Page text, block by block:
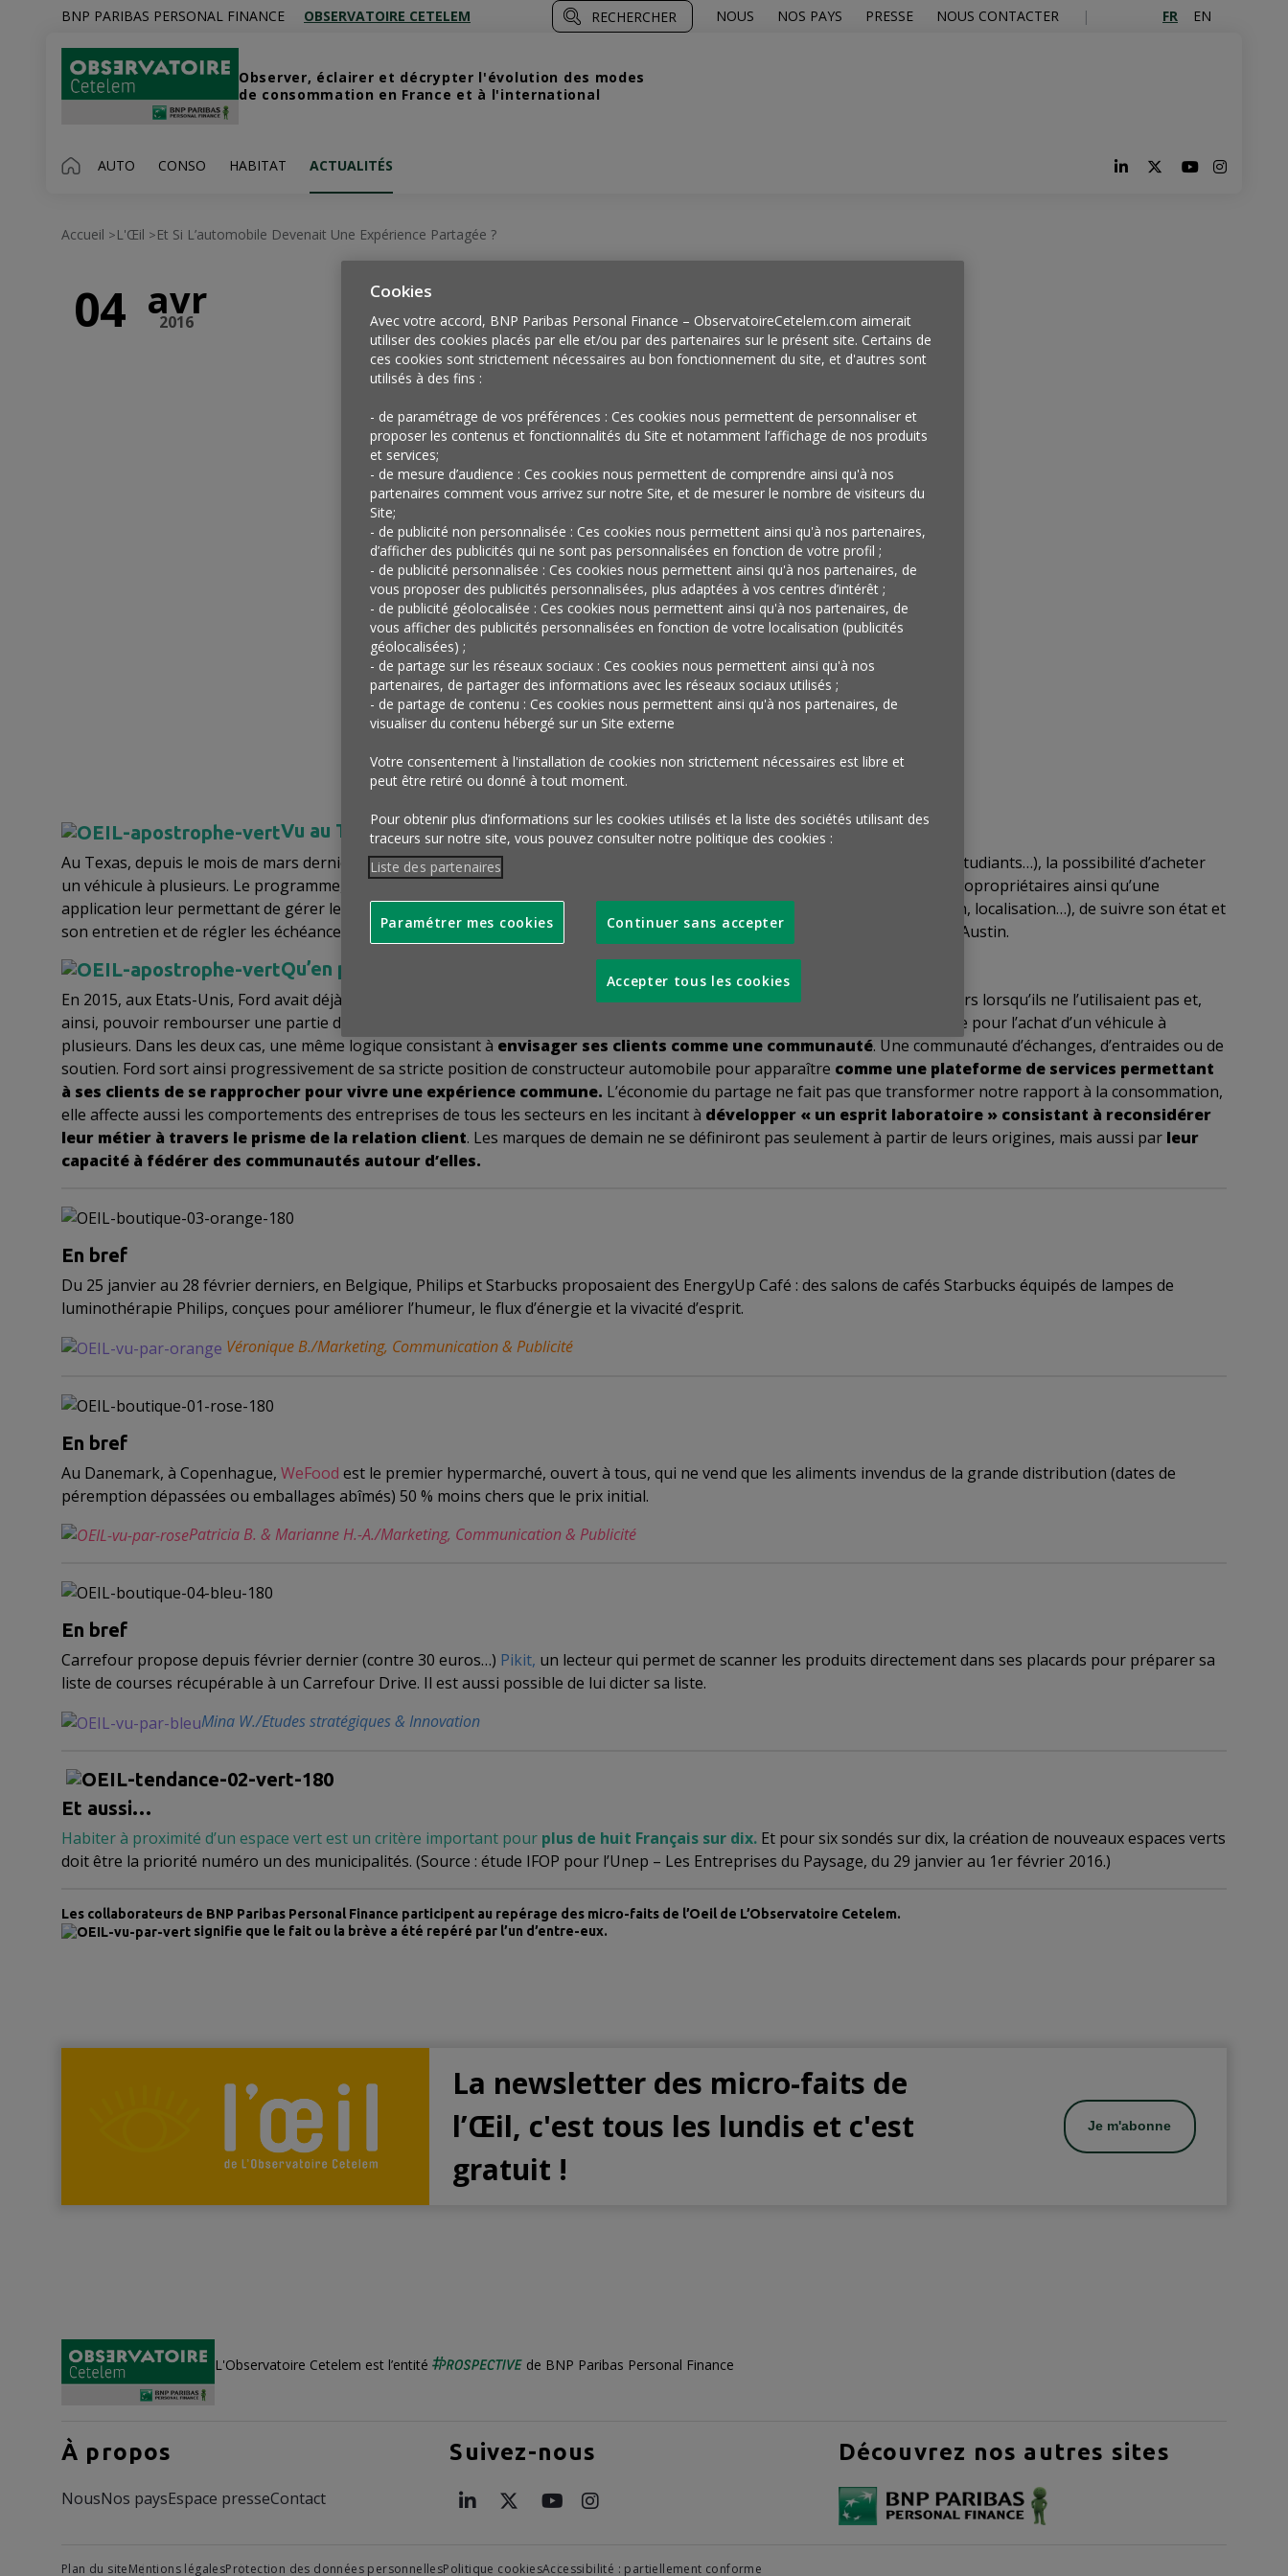
BNP PARIBAS PERSONAL FINANCE OBSERVATOIRE CETELEM RECHERCHER NOUS NOS PAYS PRESSE NOUS CONTACTER FR EN
Observer, éclairer et décrypter l'évolution des modes
de consommation en France et à l'international
AUTO CONSO HABITAT ACTUALITÉS
Accueil >L'Œil >Et Si L’automobile Devenait Une Expérience Partagée ?
Et si
l’automobile
devenait une
expérience
partagée ?
04 avr
2016
Vu au Texas
Au Texas, depuis le mois de mars dernier, Ford offre, à tous groupes constitués de 3 à 6 personnes (voisins, amis, collègues, étudiants…), la possibilité d’acheter
un véhicule à plusieurs. Le programme, baptiséFord Credit Link
, comprend un leasing de 24 mois réparti entre les différents copropriétaires ainsi qu’une
application leur permettant de gérer leur utilisation de la voiture communautaire (consultation de sa disponibilité, réservation, localisation…), de suivre son état et
son entretien et de régler les échéances du crédit. Cette offre est, pour le moment, en test chez trois concessionnaires Ford d’Austin.
Qu’en penser ?
En 2015, aux Etats-Unis, Ford avait déjà incité 25 000 de ses clients ayant acheté leur véhicule à crédit à le louer à des particuliers lorsqu’ils ne l’utilisaient pas et,
ainsi, pouvoir rembourser une partie de leur crédit. Cette année, la marque va encore plus loin avec une proposition packagée pour l’achat d’un véhicule à
plusieurs. Dans les deux cas, une même logique consistant à envisager ses clients comme une communauté. Une communauté d’échanges, d’entraides ou de
soutien. Ford sort ainsi progressivement de sa stricte position de constructeur automobile pour apparaître comme une plateforme de services permettant
à ses clients de se rapprocher pour vivre une expérience commune. L’économie du partage ne fait pas que transformer notre rapport à la consommation,
elle affecte aussi les comportements des entreprises de tous les secteurs en les incitant à développer « un esprit laboratoire » consistant à reconsidérer
leur métier à travers le prisme de la relation client. Les marques de demain ne se définiront pas seulement à partir de leurs origines, mais aussi par leur
capacité à fédérer des communautés autour d’elles.
En bref
Du 25 janvier au 28 février derniers, en Belgique, Philips et Starbucks proposaient des EnergyUp Café : des salons de cafés Starbucks équipés de lampes de
luminothérapie Philips, conçues pour améliorer l’humeur, le flux d’énergie et la vivacité d’esprit.
Véronique B./Marketing, Communication & Publicité
En bref
Au Danemark, à Copenhague, WeFood est le premier hypermarché, ouvert à tous, qui ne vend que les aliments invendus de la grande distribution (dates de
péremption dépassées ou emballages abîmés) 50 % moins chers que le prix initial.
Patricia B. & Marianne H.-A./Marketing, Communication & Publicité
En bref
Carrefour propose depuis février dernier (contre 30 euros…) Pikit, un lecteur qui permet de scanner les produits directement dans ses placards pour préparer sa
liste de courses récupérable à un Carrefour Drive. Il est aussi possible de lui dicter sa liste.
Mina W./Etudes stratégiques & Innovation
Et aussi…
Habiter à proximité d’un espace vert est un critère important pour plus de huit Français sur dix. Et pour six sondés sur dix, la création de nouveaux espaces verts
doit être la priorité numéro un des municipalités. (Source : étude IFOP pour l’Unep – Les Entreprises du Paysage, du 29 janvier au 1er février 2016.)
Les collaborateurs de BNP Paribas Personal Finance participent au repérage des micro-faits de l’Oeil de L’Observatoire Cetelem.
signifie que le fait ou la brève a été repéré par l’un d’entre-eux.
La newsletter des micro-faits de
l’Œil, c'est tous les lundis et c'est
gratuit !
Je m'abonne
L'Observatoire Cetelem est l’entité de BNP Paribas Personal Finance
À propos
NousNos paysEspace presseContact
Suivez-nous Découvrez nos autres sites
Plan du siteMentions légalesProtection des données personnellesPolitique cookiesAccessibilité : partiellement conforme
Cookies
Avec votre accord, BNP Paribas Personal Finance – ObservatoireCetelem.com aimerait
utiliser des cookies placés par elle et/ou par des partenaires sur le présent site. Certains de
ces cookies sont strictement nécessaires au bon fonctionnement du site, et d'autres sont
utilisés à des fins :
- de paramétrage de vos préférences : Ces cookies nous permettent de personnaliser et
proposer les contenus et fonctionnalités du Site et notamment l’affichage de nos produits
et services;
- de mesure d’audience : Ces cookies nous permettent de comprendre ainsi qu'à nos
partenaires comment vous arrivez sur notre Site, et de mesurer le nombre de visiteurs du
Site;
- de publicité non personnalisée : Ces cookies nous permettent ainsi qu'à nos partenaires,
d’afficher des publicités qui ne sont pas personnalisées en fonction de votre profil ;
- de publicité personnalisée : Ces cookies nous permettent ainsi qu'à nos partenaires, de
vous proposer des publicités personnalisées, plus adaptées à vos centres d’intérêt ;
- de publicité géolocalisée : Ces cookies nous permettent ainsi qu'à nos partenaires, de
vous afficher des publicités personnalisées en fonction de votre localisation (publicités
géolocalisées) ;
- de partage sur les réseaux sociaux : Ces cookies nous permettent ainsi qu'à nos
partenaires, de partager des informations avec les réseaux sociaux utilisés ;
- de partage de contenu : Ces cookies nous permettent ainsi qu'à nos partenaires, de
visualiser du contenu hébergé sur un Site externe
Votre consentement à l'installation de cookies non strictement nécessaires est libre et
peut être retiré ou donné à tout moment.
Pour obtenir plus d’informations sur les cookies utilisés et la liste des sociétés utilisant des
traceurs sur notre site, vous pouvez consulter notre politique des cookies :
Liste des partenaires
Continuer sans accepter
Accepter tous les cookies
Paramétrer mes cookies